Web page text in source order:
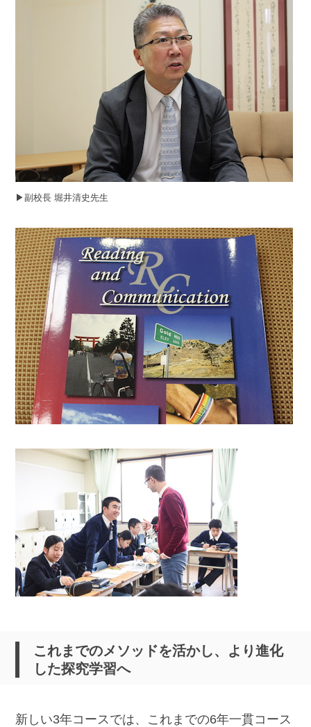
▶︎副校長 堀井清史先生
これまでのメソッドを活かし、より進化
した探究学習へ
新しい3年コースでは、これまでの6年一貫コース